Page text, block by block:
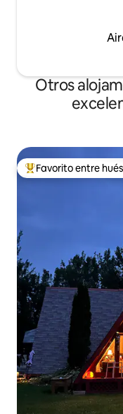
Otros
Favorito entre
Favorito entre